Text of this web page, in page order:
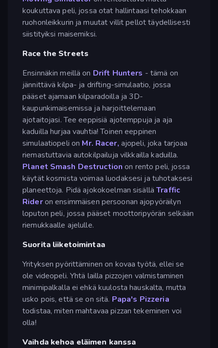
koukuttava peli, jossa otat hallintaasi tehokkaan
ruohonleikkurin ja muutat villit pellot täydellisesti
siistityiksi maisemiksi.
Race the Streets
Ensinnäkin meillä on Drift Hunters - tämä on
jännittävä kilpa- ja drifting-simulaatio, jossa
pääset ajamaan kilparadoilla ja 3D-
kaupunkimaisemissa ja harjoittelemaan
ajotaitojasi. Tee eeppisiä ajotemppuja ja aja
kaduilla hurjaa vauhtia! Toinen eeppinen
simulaatiopeli on Mr. Racer, ajopeli, joka tarjoaa
riemastuttavia autokilpailuja vilkkailla kaduilla.
Planet Smash Destruction on rento peli, jossa
käytät kosmista voimaa luodaksesi ja tuhotaksesi
planeettoja. Pidä ajokokoelman sisälläTraffic
Rideron ensimmäisen persoonan ajopyöräilyn
loputon peli, jossa pääset moottoripyörän selkään
riemukkaalle ajelulle.
Suorita liiketoimintaa
Yrityksen pyörittäminen on kovaa työtä, ellei se
ole videopeli. Yhtä lailla pizzojen valmistaminen
minimipalkalla ei ehkä kuulosta hauskalta, mutta
usko pois, että se on sitä. Papa's Pizzeria
todistaa, miten mahtavaa pizzan tekeminen voi
olla!
Vaihda kehoa eläimen kanssa